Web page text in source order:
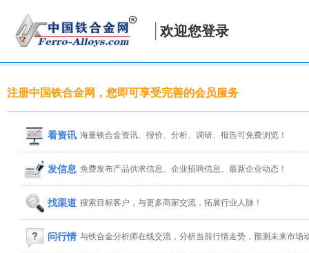
欢迎您登录
注册中国铁合金网，您即可享受完善的会员服务
看资讯 海量铁合金资讯、报价、分析、调研、报告可免费浏览！
发信息 免费发布产品供求信息、企业招聘信息、最新企业动态！
找渠道 搜索目标客户，与更多商家交流，拓展行业人脉！
问行情 与铁合金分析师在线交流，分析当前行情走势，预测未来市场